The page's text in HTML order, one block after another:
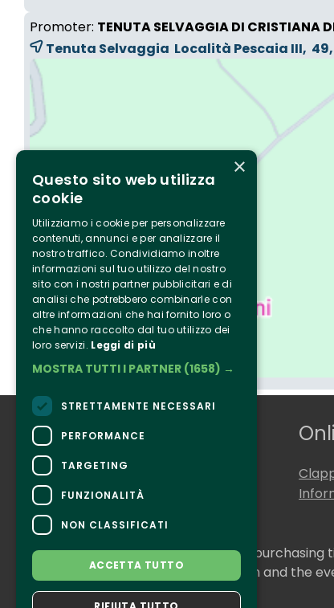
Promoter: TENUTA SELVAGGIA DI CRISTIANA
Tenuta Selvaggia Località Pescaia III,
Who we are
Tenuta Selvaggia
Contacts
CONTACTS
For information and support in purchasing
For information on the program and the
Accessibility statement
×
Questo sito web utilizza
cookie
Utilizziamo i cookie per personalizzare
contenuti, annunci e per analizzare il
nostro traffico. Condividiamo inoltre
informazioni sul tuo utilizzo del nostro
sito con i nostri partner pubblicitari e di
analisi che potrebbero combinarle con
altre informazioni che hai fornito loro o
che hanno raccolto dal tuo utilizzo dei
loro servizi. Leggi di più
MOSTRA TUTTI I PARTNER (1658) →
STRETTAMENTE NECESSARI
PERFORMANCE
TARGETING
FUNZIONALITÀ
NON CLASSIFICATI
ACCETTA TUTTO